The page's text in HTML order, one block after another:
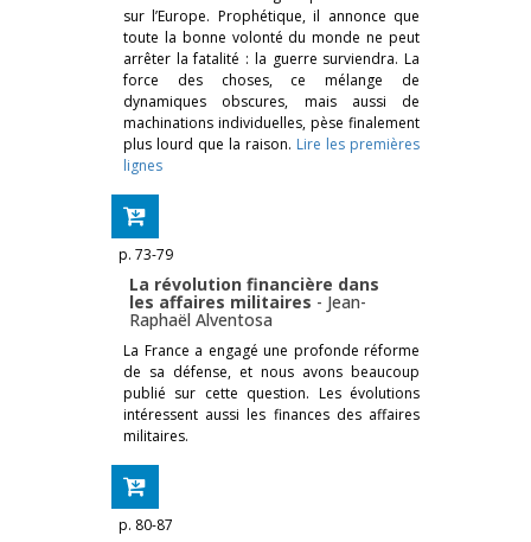
sur l’Europe. Prophétique, il annonce que
toute la bonne volonté du monde ne peut
arrêter la fatalité : la guerre surviendra. La
force des choses, ce mélange de
dynamiques obscures, mais aussi de
machinations individuelles, pèse finalement
plus lourd que la raison. Lire les premières
lignes
p. 73-79
La révolution financière dans
les affaires militaires - Jean-
Raphaël Alventosa
La France a engagé une profonde réforme
de sa défense, et nous avons beaucoup
publié sur cette question. Les évolutions
intéressent aussi les finances des affaires
militaires.
p. 80-87